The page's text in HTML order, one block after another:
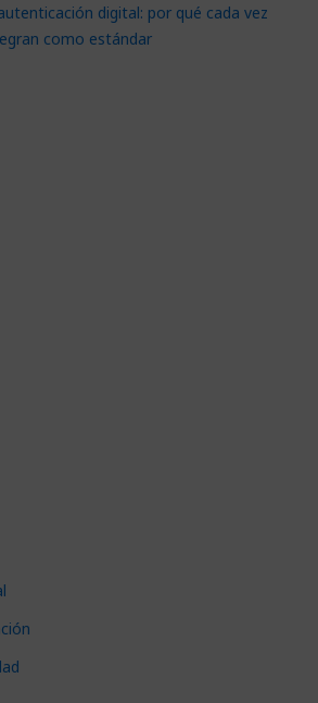
digital: por qué cada vez
como estándar